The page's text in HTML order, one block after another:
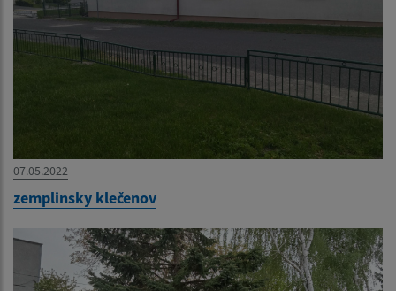
07.05.2022
zemplinsky klečenov